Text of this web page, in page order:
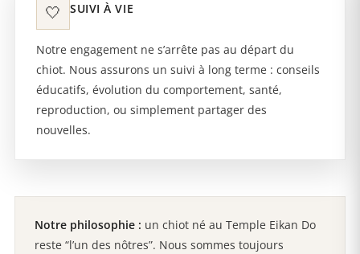
🤍 SUIVI À VIE
Notre engagement ne s’arrête pas au départ du
chiot. Nous assurons un suivi à long terme : conseils
éducatifs, évolution du comportement, santé,
reproduction, ou simplement partager des
nouvelles.
Notre philosophie : un chiot né au Temple Eikan Do
reste “l’un des nôtres”. Nous sommes toujours